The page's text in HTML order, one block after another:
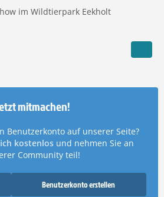
im Wildtierpark Eekholt
mitmachen!
Benutzerkonto auf unserer Seite?
kostenlosund nehmen Sie an
Community teil!
Benutzerkonto erstellen